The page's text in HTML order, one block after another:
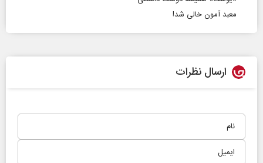
معبد آمون خالی شد!
ارسال نظرات